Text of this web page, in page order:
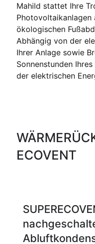
Mahild stattet Ihre
Photovoltaikanlagen
ökologischen
Abhängig von der
Ihrer Anlage sowie
Sonnenstunden
der elektrischen
ECOVENT